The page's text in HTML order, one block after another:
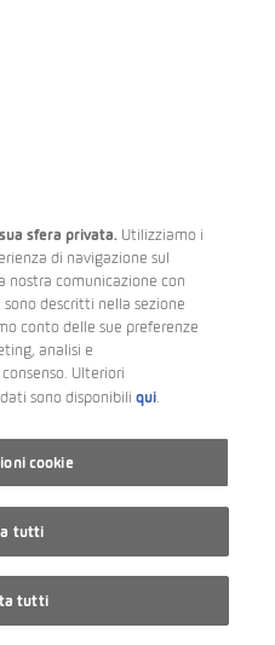
sfera privata. Utilizziamo i
di navigazione sul
nostra comunicazione con
descritti nella sezione
conto delle sue preferenze
analisi e
Ulteriori
sono disponibiliqui.
cookie
tutti
tutti